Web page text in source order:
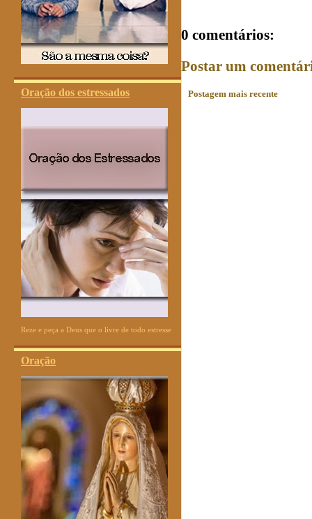
Oração dos estressados
Reze e peça a Deus que o livre de todo estresse
Oração
0 comentários:
Postar um
Postagem mais recente